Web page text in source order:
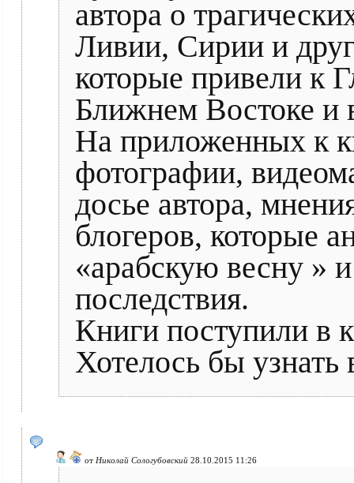
автора о
Ливии, Сирии и
которые привели к
Ближнем Востоке и
На приложенных к
фотографии,
досье автора,
блогеров, которые
«арабскую весну »
последствия.
Книги поступили
Хотелось бы
от Николай Сологубовский 28.10.2015 11:26